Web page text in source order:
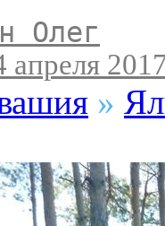
Олег
апреля
»